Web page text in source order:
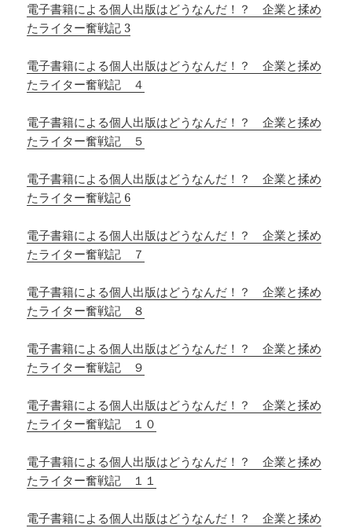
電子書籍による個人出版はどうなんだ！？ 企業と揉め
たライター奮戦記 3
電子書籍による個人出版はどうなんだ！？ 企業と揉め
たライター奮戦記 ４
電子書籍による個人出版はどうなんだ！？ 企業と揉め
たライター奮戦記 ５
電子書籍による個人出版はどうなんだ！？ 企業と揉め
たライター奮戦記 6
電子書籍による個人出版はどうなんだ！？ 企業と揉め
たライター奮戦記 ７
電子書籍による個人出版はどうなんだ！？ 企業と揉め
たライター奮戦記 ８
電子書籍による個人出版はどうなんだ！？ 企業と揉め
たライター奮戦記 ９
電子書籍による個人出版はどうなんだ！？ 企業と揉め
たライター奮戦記 １０
電子書籍による個人出版はどうなんだ！？ 企業と揉め
たライター奮戦記 １１
電子書籍による個人出版はどうなんだ！？ 企業と揉め